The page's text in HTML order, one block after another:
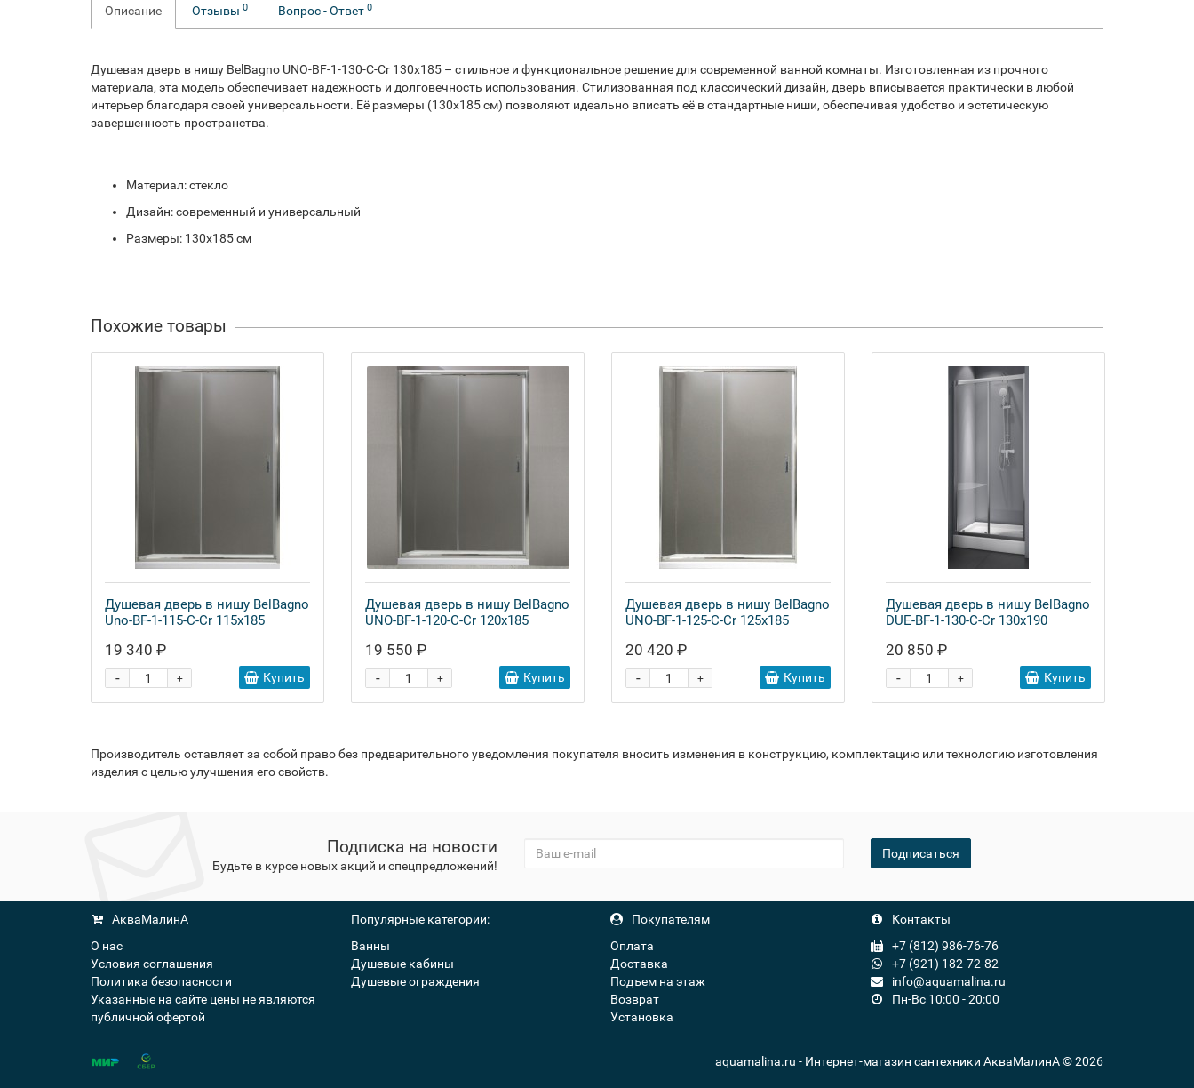
Описание Отзывы 0 Вопрос - Ответ 0
Душевая дверь в нишу BelBagno UNO-BF-1-130-C-Cr 130x185 – стильное и функциональное решение для современной ванной комнаты. Изготовленная из прочного
материала, эта модель обеспечивает надежность и долговечность использования. Стилизованная под классический дизайн, дверь вписывается практически в любой
интерьер благодаря своей универсальности. Её размеры (130x185 см) позволяют идеально вписать её в стандартные ниши, обеспечивая удобство и эстетическую
завершенность пространства.
Материал: стекло
Дизайн: современный и универсальный
Размеры: 130x185 см
Похожие товары
Душевая дверь в нишу BelBagno
Uno-BF-1-115-C-Cr 115x185
19 340 ₽
+
- Купить
Душевая дверь в нишу BelBagno
UNO-BF-1-120-C-Cr 120x185
19 550 ₽
+
- Купить
Душевая дверь в нишу BelBagno
UNO-BF-1-125-C-Cr 125x185
20 420 ₽
+
- Купить
Душевая дверь в нишу BelBagno
DUE-BF-1-130-C-Cr 130x190
20 850 ₽
+
- Купить
Производитель оставляет за собой право без предварительного уведомления покупателя вносить изменения в конструкцию, комплектацию или технологию изготовления
изделия с целью улучшения его свойств.
Подписка на новости
Будьте в курсе новых акций и спецпредложений!
Подписаться
АкваМалинА
О нас
Условия соглашения
Политика безопасности
Указанные на сайте цены не являются
публичной офертой
Популярные категории:
Ванны
Душевые кабины
Душевые ограждения
Покупателям
Оплата
Доставка
Подъем на этаж
Возврат
Установка
Контакты
+7 (812) 986-76-76
+7 (921) 182-72-82
info@aquamalina.ru
Пн-Вс 10:00 - 20:00
aquamalina.ru - Интернет-магазин сантехники АкваМалинА © 2026